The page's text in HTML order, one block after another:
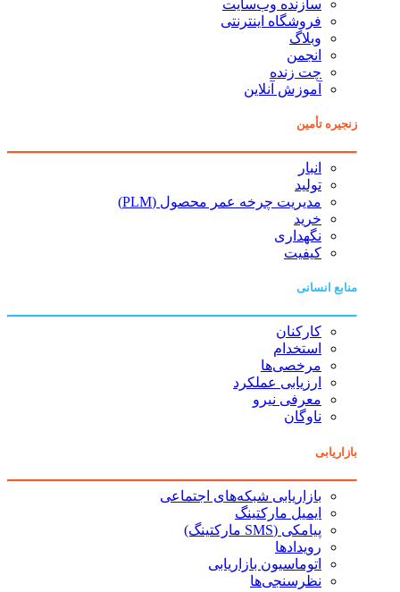
سازنده وب‌سایت
فروشگاه اینترنتی
وبلاگ
انجمن
چت زنده
آموزش آنلاین
زنجیره تأمین
انبار
تولید
مدیریت چرخه عمر محصول (PLM)
خرید
نگهداری
کیفیت
منابع انسانی
کارکنان
استخدام
مرخصی‌ها
ارزیابی عملکرد
معرفی نیرو
ناوگان
بازاریابی
بازاریابی شبکه‌های اجتماعی
ایمیل مارکتینگ
پیامکی (SMS مارکتینگ)
رویدادها
اتوماسیون بازاریابی
نظرسنجی‌ها